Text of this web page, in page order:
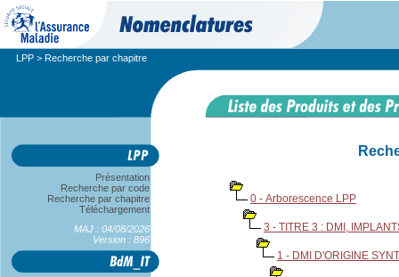
LPP > Recherche par chapitre
Présentation
Recherche par code
Recherche par chapitre
Téléchargement
MAJ : 04/08/2026
Version : 896
0 - Arborescence LPP
3 - TITRE 3 : DMI,
1 - DMI D'ORIGINE